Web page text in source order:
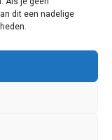
dit een nadelige